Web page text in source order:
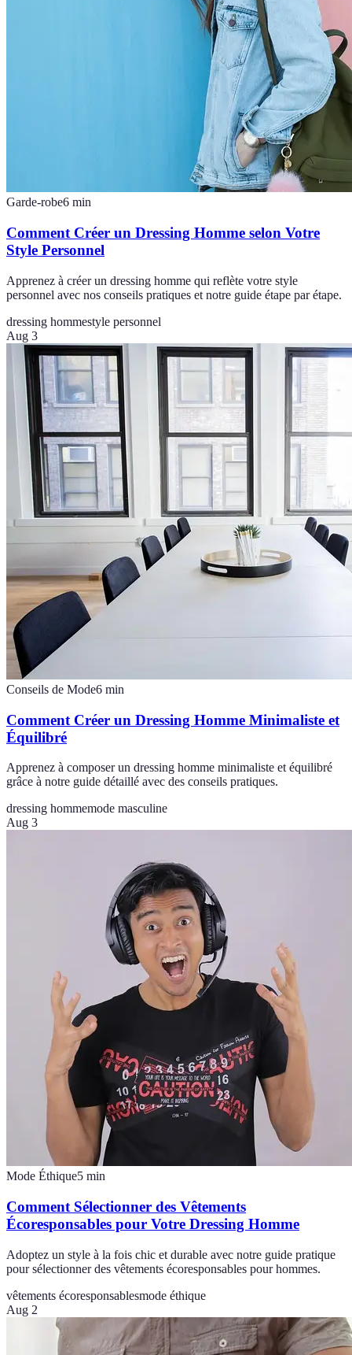
Garde-robe6 min
Comment Créer un Dressing Homme selon Votre
Style Personnel
Apprenez à créer un dressing homme qui reflète votre style
personnel avec nos conseils pratiques et notre guide étape par étape.
dressing hommestyle personnel
Aug 3
Conseils de Mode6 min
Comment Créer un Dressing Homme Minimaliste et
Équilibré
Apprenez à composer un dressing homme minimaliste et équilibré
grâce à notre guide détaillé avec des conseils pratiques.
dressing hommemode masculine
Aug 3
Mode Éthique5 min
Comment Sélectionner des Vêtements
Écoresponsables pour Votre Dressing Homme
Adoptez un style à la fois chic et durable avec notre guide pratique
pour sélectionner des vêtements écoresponsables pour hommes.
vêtements écoresponsablesmode éthique
Aug 2